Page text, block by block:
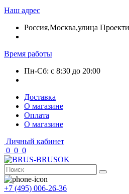
Наш адрес
Россия,Москва,улица
Время работы
Пн-Сб: с 8:30 до 20:00
Доставка
О магазине
Оплата
О магазине
Личный кабинет
0 0 0
+7 (495) 006-26-36